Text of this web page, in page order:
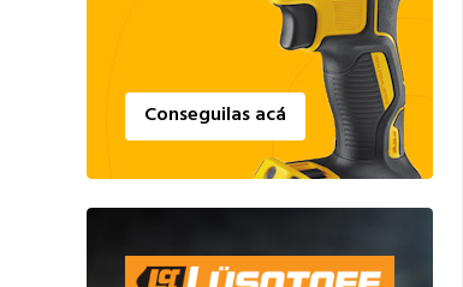
Conseguilas acá